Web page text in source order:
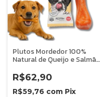
Plutos Mordedor 100%
Natural de Queijo e Salmão
R$62,90
R$59,76 com Pix